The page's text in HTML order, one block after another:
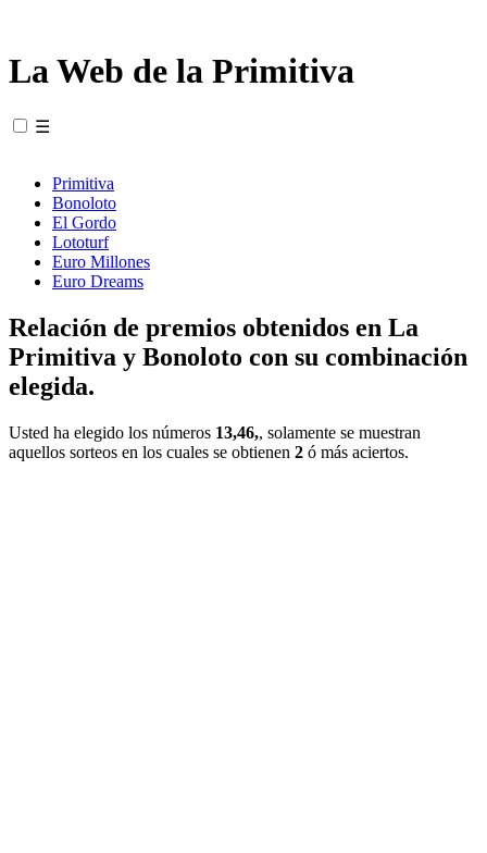
La Web de la Primitiva
☰
Primitiva
Bonoloto
El Gordo
Lototurf
Euro Millones
Euro Dreams
Relación de premios obtenidos en La
Primitiva y Bonoloto con su combinación
elegida.
Usted ha elegido los números 13,46,, solamente se muestran
aquellos sorteos en los cuales se obtienen 2 ó más aciertos.